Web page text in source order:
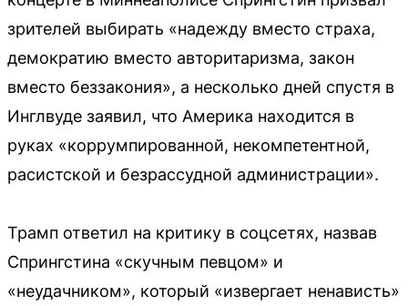
зрителей выбирать «надежду вместо страха,
демократию вместо авторитаризма, закон
вместо беззакония», а несколько дней спустя в
Инглвуде заявил, что Америка находится в
руках «коррумпированной, некомпетентной,
расистской и безрассудной администрации».
Трамп ответил на критику в соцсетях, назвав
Спрингстина «скучным певцом» и
«неудачником», который «извергает ненависть»